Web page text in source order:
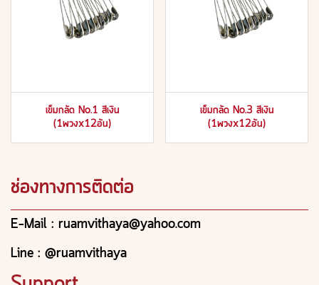
เข็มกลัด No.1 สีเงิน
(1พวงx12อัน)
เข็มกลัด No.3 สีเงิน
(1พวงx12อัน)
ช่องทางการติดต่อ
E-Mail : ruamvithaya@yahoo.com
Line : @ruamvithaya